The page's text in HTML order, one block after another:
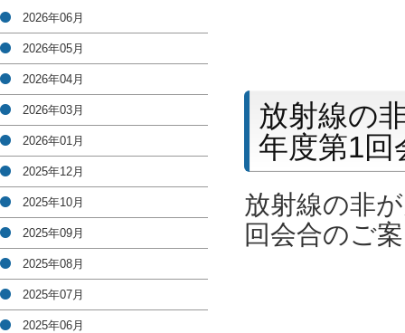
放射線の
年度第1回
放射線の非
回会合のご
2026年06月
2026年05月
2026年04月
2026年03月
2026年01月
2025年12月
2025年10月
2025年09月
2025年08月
2025年07月
2025年06月